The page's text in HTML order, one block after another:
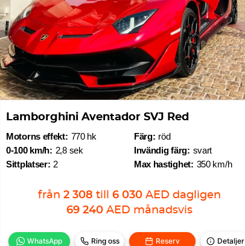
Lamborghini Aventador SVJ Red
Motorns effekt: 770 hk
0-100 km/h: 2,8 sek
Sittplatser: 2
Färg: röd
Invändig färg: svart
Max hastighet: 350 km/h
från 2 308 till 6 030 AED dagligen
69 240 AED månadsvis
WhatsApp Ring oss Reserv Detaljer